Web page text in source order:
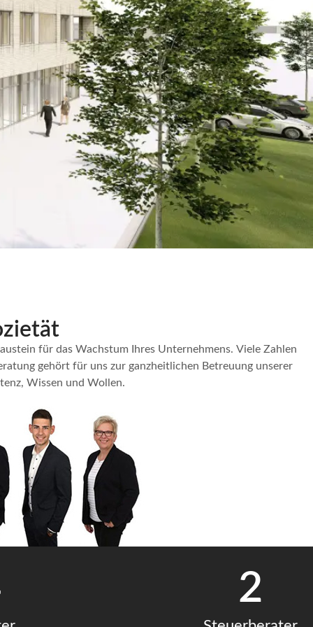
für das Wachstum Ihres Unternehmens. Viele Zahlen
gehört für uns zur ganzheitlichen Betreuung unserer
Wissen und Wollen.
2